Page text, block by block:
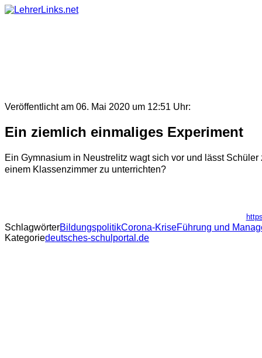
Skip
Veröffentlicht am 06. Mai 2020 um 12:51 Uhr:
Ein ziemlich einmaliges Experiment
Ein Gymnasium in Neustrelitz wagt sich vor und lässt
einem Klassenzimmer zu unterrichten?
SchlagwörterBildungspolitikCorona-KriseFührung und
Kategoriedeutsches-schulportal.de